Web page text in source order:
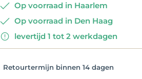
Op voorraad in Haarlem
Op voorraad in Den Haag
levertijd 1 tot 2 werkdagen
Retourtermijn binnen 14 dagen